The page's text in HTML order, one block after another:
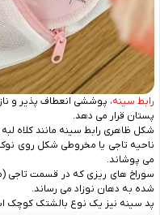
رابط سینه، پوششی انعطاف پذیر و
پستان قرار می ‌دهد.
شکل ظاهری رابط سینه مانند کلاه
ناحیه تاجی یا مخروطی شکل روی نوک
می ‌پوشاند.
سوراخ‌ های ریزی که در قسمت تاجی
شده به دهان نوزاد می‌ رساند.
پد سینه نیز یک نوع بالشتک کوچک